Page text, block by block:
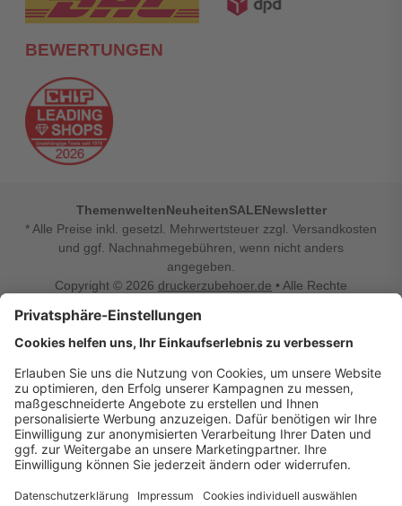
BEWERTUNGEN
ThemenweltenNeuheitenSALENewsletter
* Alle Preise inkl. gesetzl. Mehrwertsteuer zzgl. Versandkosten
und ggf. Nachnahmegebühren, wenn nicht anders
angegeben.
Copyright © 2026 druckerzubehoer.de • Alle Rechte
Vertrag widerrufen
Druckerzubehoer.de – preiswerte Qualität für Ihr Office
Sie sind auf der Suche nach dem passenden Druckerzubehör
oder Zubehör für das Büro, den Computer oder Ihr
Smartphone? Dann sind Sie bei Druckerzubehoer.de genau
richtig! Unser breites Sortiment bietet unter anderem Tinte
und Toner für alle gängigen Druckermodelle – großer sowie
kleiner Hersteller. Zugleich sind wir Ihr Online Fachhandel für
einrichten, die Werkstatt ausstatten oder den Alltag mit